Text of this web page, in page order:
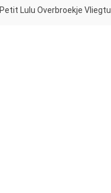
Petit Lulu Overbroekje